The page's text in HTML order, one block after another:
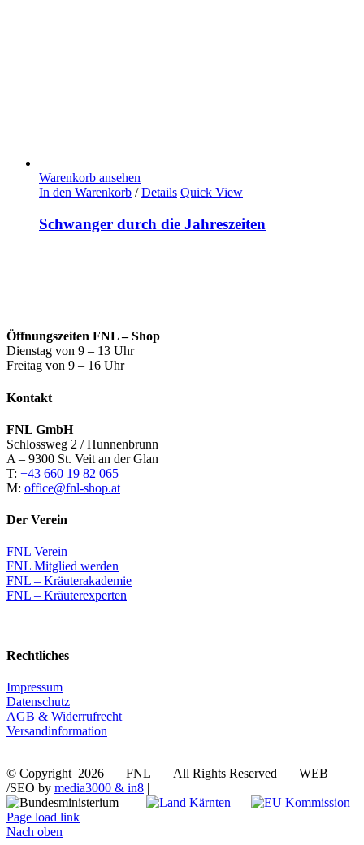
Warenkorb ansehen
In den Warenkorb / Details Quick View
Schwanger durch die Jahreszeiten
Öffnungszeiten FNL – Shop
Dienstag von 9 – 13 Uhr
Freitag von 9 – 16 Uhr
Kontakt
FNL GmbH
Schlossweg 2 / Hunnenbrunn
A – 9300 St. Veit an der Glan
T: +43 660 19 82 065
M: office@fnl-shop.at
Der Verein
FNL Verein
FNL Mitglied werden
FNL – Kräuterakademie
FNL – Kräuterexperten
Rechtliches
Impressum
Datenschutz
AGB & Widerrufrecht
Versandinformation
© Copyright 2026 | FNL | All Rights Reserved | WEB
/SEO by media3000 & in8 |
Page load link
Nach oben